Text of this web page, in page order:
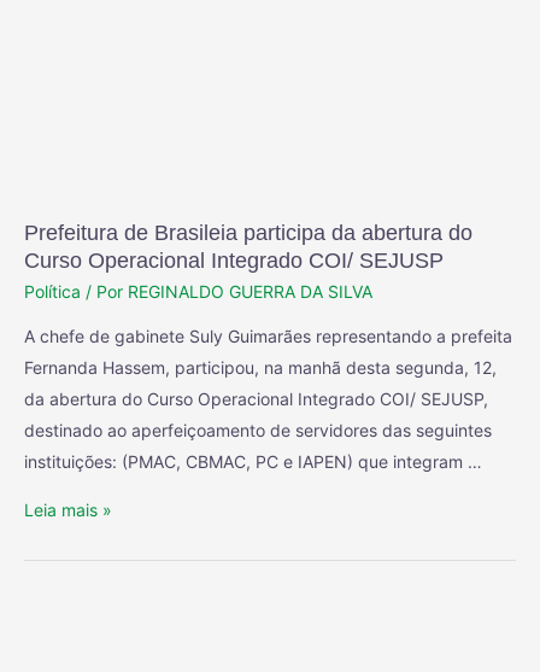
Prefeitura de Brasileia participa da abertura do
Curso Operacional Integrado COI/ SEJUSP
Política / Por REGINALDO GUERRA DA SILVA
A chefe de gabinete Suly Guimarães representando a prefeita
Fernanda Hassem, participou, na manhã desta segunda, 12,
da abertura do Curso Operacional Integrado COI/ SEJUSP,
destinado ao aperfeiçoamento de servidores das seguintes
instituições: (PMAC, CBMAC, PC e IAPEN) que integram …
Leia mais »